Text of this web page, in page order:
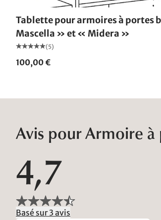
Tablette pour armoires à portes
Mascella » et « Midera »
(5)
100,00 €
Avis pour Armoire à
4,7
Basé sur 3 avis